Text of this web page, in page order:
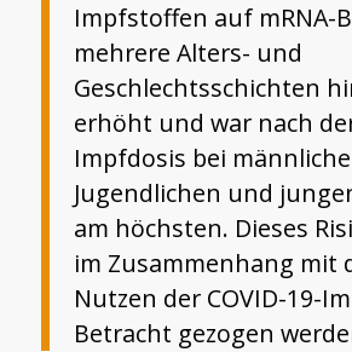
Impfstoffen auf mRNA-
mehrere Alters- und
Geschlechtsschichten
erhöht und war nach
Impfdosis bei
Jugendlichen und
am höchsten. Dieses
im Zusammenhang mit
Nutzen der COVID-19-
Betracht gezogen